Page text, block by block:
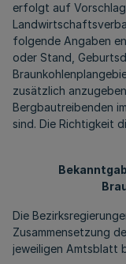
erfolgt auf Vorschlag
folgende Angaben
oder Stand,
zusätzlich
Bergbautreibenden
sind. Die Richtigkeit
Die
Zusammensetzung
jeweiligen Amtsblatt